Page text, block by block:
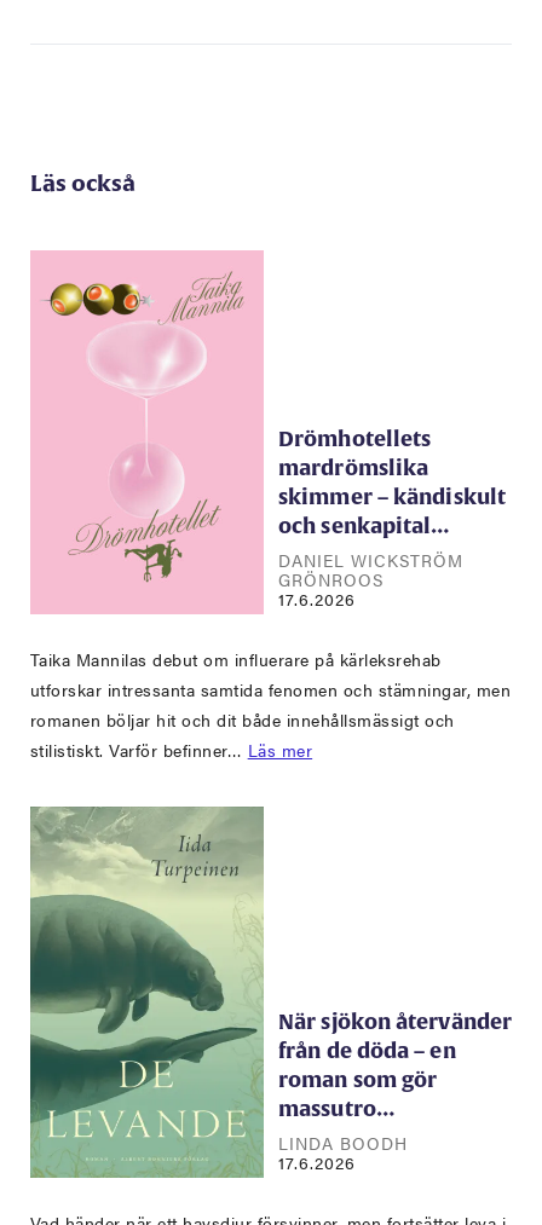
Läs också
Drömhotellets
mardrömslika
skimmer – kändiskult
och senkapital…
DANIEL WICKSTRÖM
GRÖNROOS
17.6.2026
Taika Mannilas debut om influerare på kärleksrehab
utforskar intressanta samtida fenomen och stämningar, men
romanen böljar hit och dit både innehållsmässigt och
stilistiskt. Varför befinner… Läs mer
När sjökon återvänder
från de döda – en
roman som gör
massutro…
LINDA BOODH
17.6.2026